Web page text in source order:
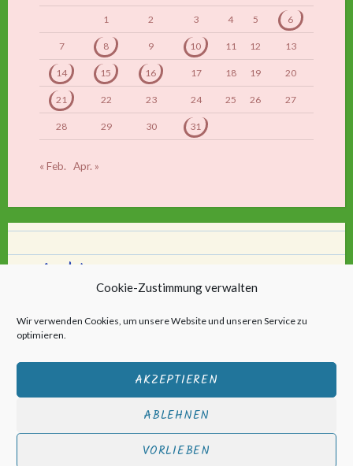
Cookie-Zustimmung verwalten
Wir verwenden Cookies, um unsere Website und unseren Service zu
optimieren.
AKZEPTIEREN
ABLEHNEN
VORLIEBEN
1 2 3 4 5 6
7 8 9 10 11 12 13
14 15 16 17 18 19 20
21 22 23 24 25 26 27
28 29 30 31
« Feb. Apr. »
Archiv
Stolz bereitgestellt von WordPress | Theme: Scratchpad von
Automattic.